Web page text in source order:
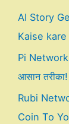
AI Story
Kaise kare
Pi Network
आसान तरीका!
Rubi
Coin To